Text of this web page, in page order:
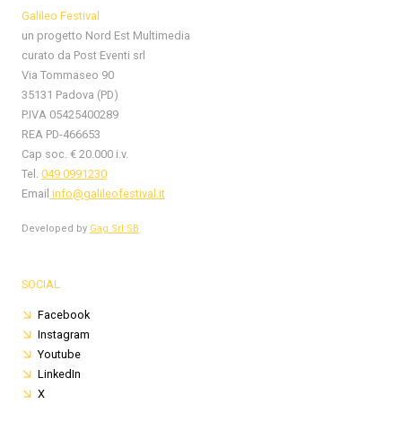
Galileo Festival
un progetto Nord Est Multimedia
curato da Post Eventi srl
Via Tommaseo 90
35131 Padova (PD)
P.IVA 05425400289
REA PD-466653
Cap soc. € 20.000 i.v.
Tel. 049 0991230
Email info@galileofestival.it
Developed by Gag Srl SB
SOCIAL
Facebook
Instagram
Youtube
LinkedIn
X